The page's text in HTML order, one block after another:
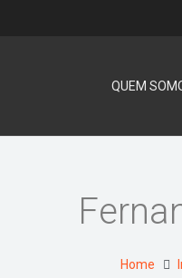
QUEM
Home